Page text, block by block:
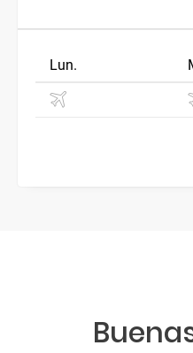
Lun.